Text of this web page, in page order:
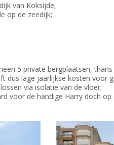
van Koksijde;
op de zeedijk;
5 private bergplaatsen,
dus lage jaarlijkse kosten voor
via isolatie van de vloer;
voor de handige Harry doch op